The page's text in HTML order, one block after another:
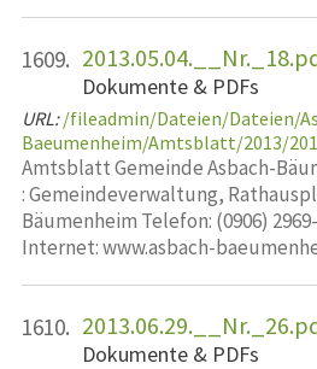
1609.
Dokumente & PDFs
URL: /fileadmin/Dateien/Dateien/
Baeumenheim/Amtsblatt/2013/
Amtsblatt Gemeinde Asbach-
: Gemeindeverwaltung,
Bäumenheim Telefon: (0906)
Internet: www.asbach-
1610.
Dokumente & PDFs